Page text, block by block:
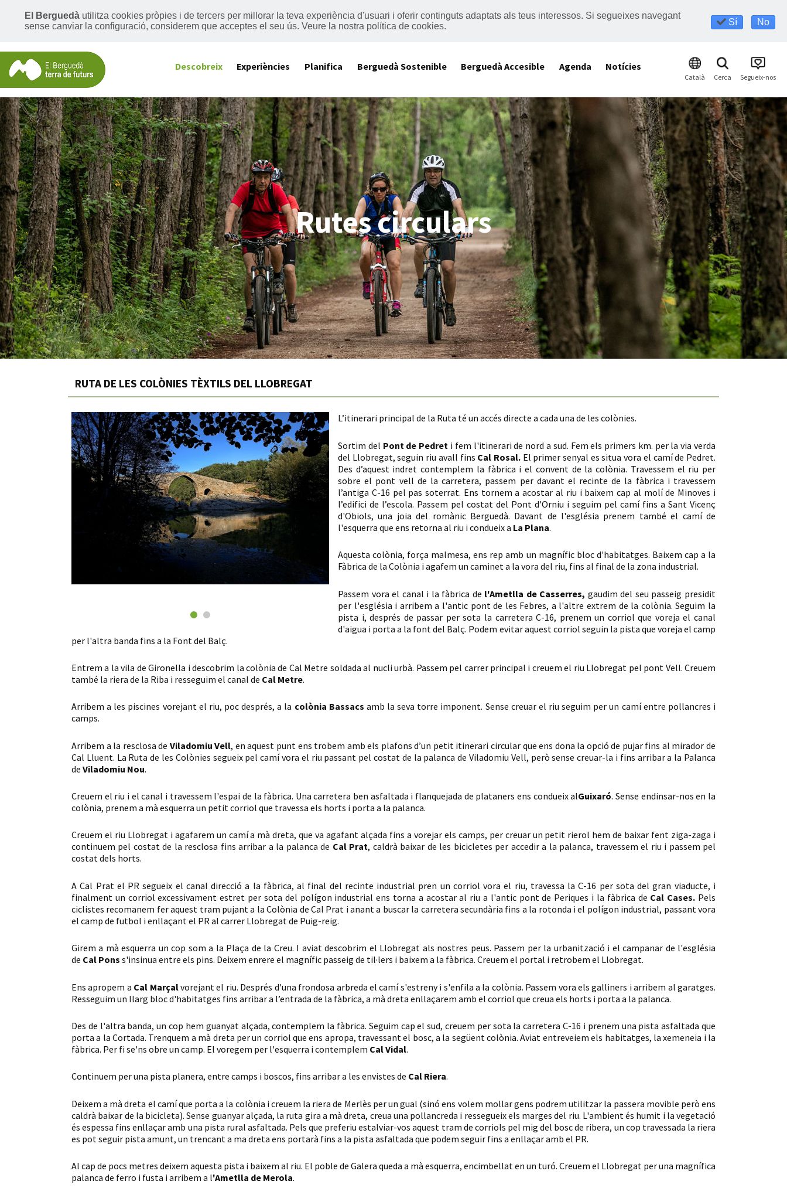
Sí No
El Berguedà utilitza cookies pròpies i de tercers per millorar la teva experiència d'usuari i oferir continguts adaptats als teus interessos. Si segueixes navegant
sense canviar la configuració, considerem que acceptes el seu ús. Veure la nostra política de cookies.
Català Cerca Segueix-nos
Descobreix Experiències Planifica Berguedà Sostenible Berguedà Accesible Agenda Notícies
Rutes circulars
RUTA DE LES COLÒNIES TÈXTILS DEL LLOBREGAT
L’itinerari principal de la Ruta té un accés directe a cada una de les colònies.
Sortim del Pont de Pedret i fem l'itinerari de nord a sud. Fem els primers km. per la via verda
del Llobregat, seguin riu avall fins Cal Rosal.El primer senyal es situa vora el camí de Pedret.
Des d’aquest indret contemplem la fàbrica i el convent de la colònia. Travessem el riu per
sobre el pont vell de la carretera, passem per davant el recinte de la fàbrica i travessem
l’antiga C-16 pel pas soterrat. Ens tornem a acostar al riu i baixem cap al molí de Minoves i
l’edifici de l’escola. Passem pel costat del Pont d'Orniu i seguim pel camí fins a Sant Vicenç
d'Obiols, una joia del romànic Berguedà. Davant de l'església prenem també el camí de
l'esquerra que ens retorna al riu i condueix a La Plana.
Aquesta colònia, força malmesa, ens rep amb un magnífic bloc d'habitatges. Baixem cap a la
Fàbrica de la Colònia i agafem un caminet a la vora del riu, fins al final de la zona industrial.
Passem vora el canal i la fàbrica de l'Ametlla de Casserres, gaudim del seu passeig presidit
per l'església i arribem a l'antic pont de les Febres, a l'altre extrem de la colònia. Seguim la
pista i, després de passar per sota la carretera C-16, prenem un corriol que voreja el canal
d'aigua i porta a la font del Balç. Podem evitar aquest corriol seguin la pista que voreja el camp
per l'altra banda fins a la Font del Balç.
Entrem a la vila de Gironella i descobrim la colònia de Cal Metre soldada al nucli urbà. Passem pel carrer principal i creuem el riu Llobregat pel pont Vell. Creuem
també la riera de la Riba i resseguim el canal de Cal Metre.
Arribem a les piscines vorejant el riu, poc després, a la colònia Bassacs amb la seva torre imponent. Sense creuar el riu seguim per un camí entre pollancres i
camps.
Arribem a la resclosa de Viladomiu Vell, en aquest punt ens trobem amb els plafons d’un petit itinerari circular que ens dona la opció de pujar fins al mirador de
Cal Lluent. La Ruta de les Colònies segueix pel camí vora el riu passant pel costat de la palanca de Viladomiu Vell, però sense creuar-la i fins arribar a la Palanca
de Viladomiu Nou.
Creuem el riu i el canal i travessem l'espai de la fàbrica. Una carretera ben asfaltada i flanquejada de plataners ens condueix alGuixaró. Sense endinsar-nos en la
colònia, prenem a mà esquerra un petit corriol que travessa els horts i porta a la palanca.
Creuem el riu Llobregat i agafarem un camí a mà dreta, que va agafant alçada fins a vorejar els camps, per creuar un petit rierol hem de baixar fent ziga-zaga i
continuem pel costat de la resclosa fins arribar a la palanca de Cal Prat, caldrà baixar de les bicicletes per accedir a la palanca, travessem el riu i passem pel
costat dels horts.
A Cal Prat el PR segueix el canal direcció a la fàbrica, al final del recinte industrial pren un corriol vora el riu, travessa la C-16 per sota del gran viaducte, i
finalment un corriol excessivament estret per sota del polígon industrial ens torna a acostar al riu a l'antic pont de Periques i la fàbrica de Cal Cases. Pels
ciclistes recomanem fer aquest tram pujant a la Colònia de Cal Prat i anant a buscar la carretera secundària fins a la rotonda i el polígon industrial, passant vora
el camp de futbol i enllaçant el PR al carrer Llobregat de Puig-reig.
Girem a mà esquerra un cop som a la Plaça de la Creu. I aviat descobrim el Llobregat als nostres peus. Passem per la urbanització i el campanar de l'església
de Cal Pons s'insinua entre els pins. Deixem enrere el magnífic passeig de til·lers i baixem a la fàbrica. Creuem el portal i retrobem el Llobregat.
Ens apropem a Cal Marçalvorejant el riu. Després d'una frondosa arbreda el camí s'estreny i s'enfila a la colònia. Passem vora els galliners i arribem al garatges.
Resseguim un llarg bloc d'habitatges fins arribar a l’entrada de la fàbrica, a mà dreta enllaçarem amb el corriol que creua els horts i porta a la palanca.
Des de l'altra banda, un cop hem guanyat alçada, contemplem la fàbrica. Seguim cap el sud, creuem per sota la carretera C-16 i prenem una pista asfaltada que
porta a la Cortada. Trenquem a mà dreta per un corriol que ens apropa, travessant el bosc, a la següent colònia. Aviat entreveiem els habitatges, la xemeneia i la
fàbrica. Per fi se'ns obre un camp. El voregem per l'esquerra i contemplem Cal Vidal.
Continuem per una pista planera, entre camps i boscos, fins arribar a les envistes de Cal Riera.
Deixem a mà dreta el camí que porta a la colònia i creuem la riera de Merlès per un gual (sinó ens volem mollar gens podrem utilitzar la passera movible però ens
caldrà baixar de la bicicleta). Sense guanyar alçada, la ruta gira a mà dreta, creua una pollancreda i ressegueix els marges del riu. L'ambient és humit i la vegetació
és espessa fins enllaçar amb una pista rural asfaltada. Pels que preferiu estalviar-vos aquest tram de corriols pel mig del bosc de ribera, un cop travessada la riera
es pot seguir pista amunt, un trencant a ma dreta ens portarà fins a la pista asfaltada que podem seguir fins a enllaçar amb el PR.
Al cap de pocs metres deixem aquesta pista i baixem al riu. El poble de Galera queda a mà esquerra, encimbellat en un turó. Creuem el Llobregat per una magnífica
palanca de ferro i fusta i arribem a l'Ametlla de Merola.